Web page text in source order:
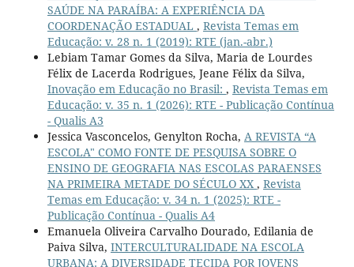
SAÚDE NA PARAÍBA: A EXPERIÊNCIA DA
COORDENAÇÃO ESTADUAL , Revista Temas em
Educação: v. 28 n. 1 (2019): RTE (jan.-abr.)
Lebiam Tamar Gomes da Silva, Maria de Lourdes
Félix de Lacerda Rodrigues, Jeane Félix da Silva,
Inovação em Educação no Brasil: , Revista Temas em
Educação: v. 35 n. 1 (2026): RTE - Publicação Contínua
- Qualis A3
Jessica Vasconcelos, Genylton Rocha, A REVISTA “A
ESCOLA" COMO FONTE DE PESQUISA SOBRE O
ENSINO DE GEOGRAFIA NAS ESCOLAS PARAENSES
NA PRIMEIRA METADE DO SÉCULO XX , Revista
Temas em Educação: v. 34 n. 1 (2025): RTE -
Publicação Contínua - Qualis A4
Emanuela Oliveira Carvalho Dourado, Edilania de
Paiva Silva, INTERCULTURALIDADE NA ESCOLA
URBANA: A DIVERSIDADE TECIDA POR JOVENS